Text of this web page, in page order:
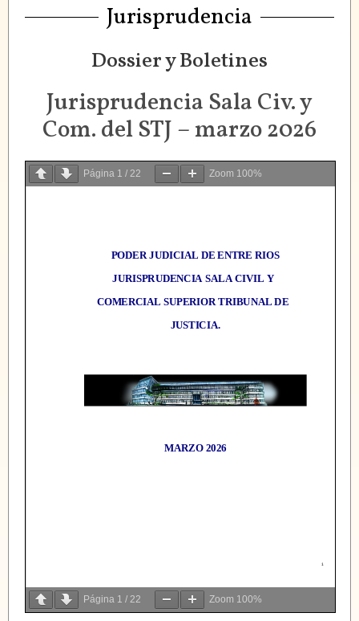
Jurisprudencia
Dossier y Boletines
Jurisprudencia Sala Civ. y
Com. del STJ – marzo 2026
Página 1 / 22 Zoom 100%
Página 1 / 22 Zoom 100%